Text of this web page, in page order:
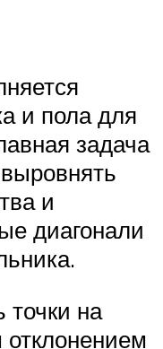
и пола для
задача
и
диагонали
точки на